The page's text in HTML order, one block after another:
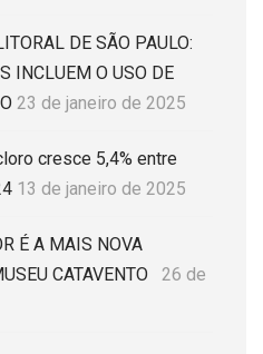
DE SÃO PAULO:
INCLUEM O USO DE
23 de janeiro de 2025
cresce 5,4% entre
13 de janeiro de 2025
É A MAIS NOVA
CATAVENTO
26 de